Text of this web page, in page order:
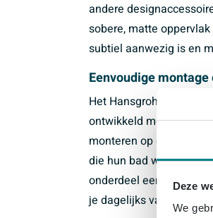
Deze
We
andere
sobere, matte
subtiel aanwezig is en
Eenvoudige
Het Hansgrohe
ontwikkeld met het oog
monteren op de
die hun bad willen
onderdeel eenvoudig,
je dagelijks van een